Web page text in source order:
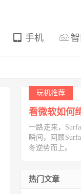
手机 智
玩机推荐
看微软如何
一路走来，
瞬间，回顾
冬逆势而上。
热门文章